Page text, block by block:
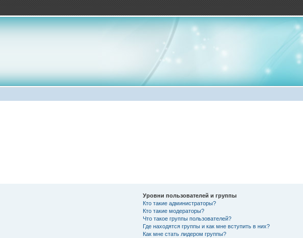
Уровни пользователей и группы
Кто такие администраторы?
Кто такие модераторы?
Что такое группы пользователей?
Где находятся группы и как мне вступить в них?
Как мне стать лидером группы?